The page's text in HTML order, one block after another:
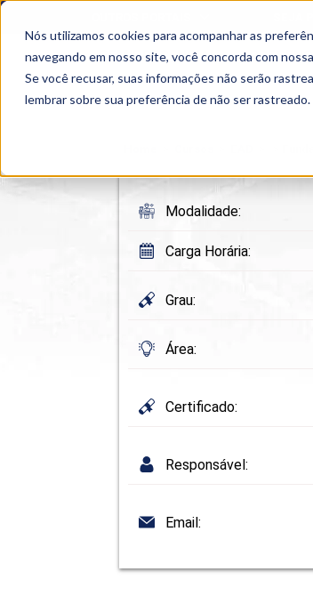
Nós utilizamos cookies para acompanhar as
navegando em nosso site, você concorda com nossa
Se você recusar, suas informações não serão
lembrar sobre sua preferência de não ser rastreado.
SEMIPRESENCIAL
Modalidade:
Carga Horária:
Grau:
Área:
Certificado:
Responsável:
Email: